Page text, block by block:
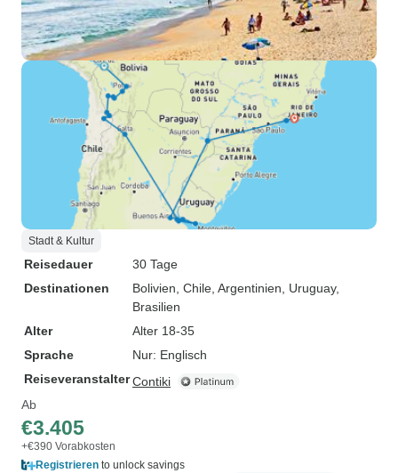
Stadt & Kultur
Reisedauer
30 Tage
Destinationen
Bolivien , Chile , Argentinien , Uruguay,
Brasilien
Alter
Alter 18-35
Sprache
Nur: Englisch
ReiseveranstalterContiki
Ab
€3.405
+€390 Vorabkosten
Registrieren to unlock savings